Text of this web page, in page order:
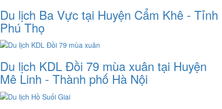
Du lịch Ba Vực tại Huyện Cẩm Khê - Tỉnh
Phú Thọ
Du lịch KDL Đồi 79 mùa xuân tại Huyện
Mê Linh - Thành phố Hà Nội